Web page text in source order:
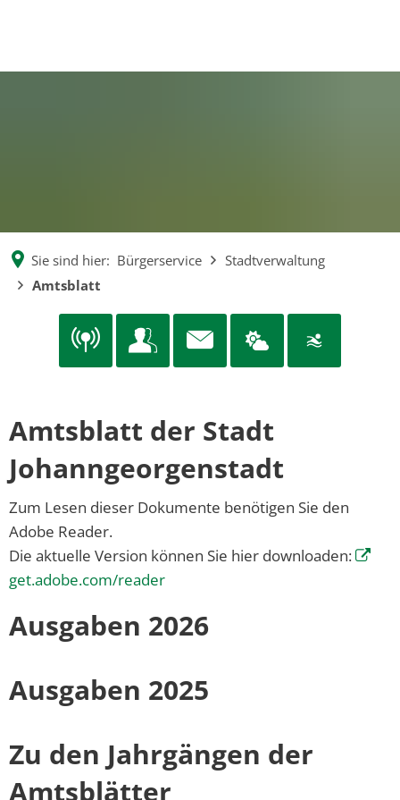
Sie sind hier: Bürgerservice
Stadtverwaltung
Amtsblatt
Amtsblatt der Stadt
Johanngeorgenstadt
Zum Lesen dieser Dokumente benötigen Sie den
Adobe Reader.
Die aktuelle Version können Sie hier downloaden:
get.adobe.com/reader
Ausgaben 2026
Ausgaben 2025
Zu den Jahrgängen der
Amtsblätter